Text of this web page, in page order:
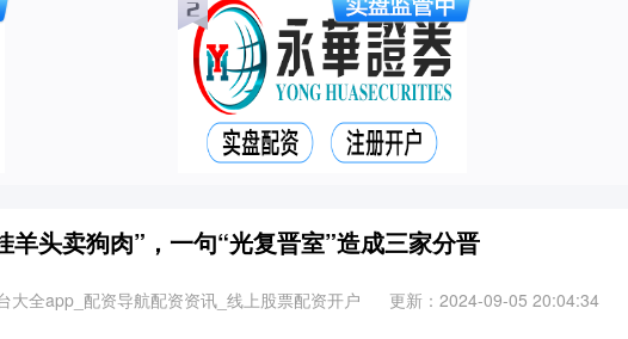
羊头卖狗肉”，一句“光复晋室”造成三家分晋
大全app_配资导航配资资讯_线上股票配资开户 更新：2024-09-05 20:04:34